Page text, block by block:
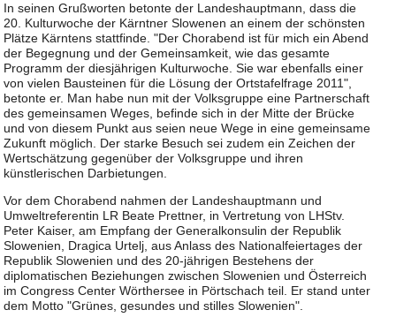
In seinen Grußworten betonte der Landeshauptmann, dass die
20. Kulturwoche der Kärntner Slowenen an einem der schönsten
Plätze Kärntens stattfinde. "Der Chorabend ist für mich ein Abend
der Begegnung und der Gemeinsamkeit, wie das gesamte
Programm der diesjährigen Kulturwoche. Sie war ebenfalls einer
von vielen Bausteinen für die Lösung der Ortstafelfrage 2011",
betonte er. Man habe nun mit der Volksgruppe eine Partnerschaft
des gemeinsamen Weges, befinde sich in der Mitte der Brücke
und von diesem Punkt aus seien neue Wege in eine gemeinsame
Zukunft möglich. Der starke Besuch sei zudem ein Zeichen der
Wertschätzung gegenüber der Volksgruppe und ihren
künstlerischen Darbietungen.
Vor dem Chorabend nahmen der Landeshauptmann und
Umweltreferentin LR Beate Prettner, in Vertretung von LHStv.
Peter Kaiser, am Empfang der Generalkonsulin der Republik
Slowenien, Dragica Urtelj, aus Anlass des Nationalfeiertages der
Republik Slowenien und des 20-jährigen Bestehens der
diplomatischen Beziehungen zwischen Slowenien und Österreich
im Congress Center Wörthersee in Pörtschach teil. Er stand unter
dem Motto "Grünes, gesundes und stilles Slowenien".